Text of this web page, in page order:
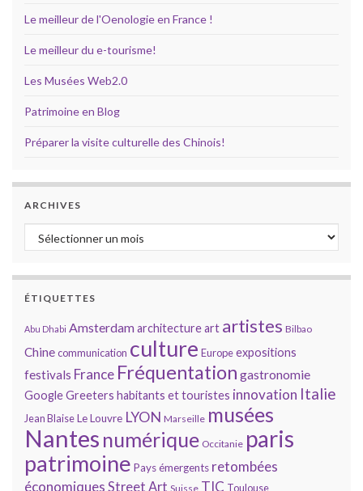
Le meilleur de l'Oenologie en France !
Le meilleur du e-tourisme!
Les Musées Web2.0
Patrimoine en Blog
Préparer la visite culturelle des Chinois!
ARCHIVES
Archives
ÉTIQUETTES
Abu Dhabi Amsterdamarchitectureart artistes Bilbao
Chinecommunication culture Europeexpositions
festivals France Fréquentation gastronomie
GoogleGreeters habitants et touristes innovation Italie
Jean BlaiseLe Louvre LYON Marseille musées
Nantes numérique Occitanie paris
patrimoine Pays émergents retombées
économiques Street Art Suisse TIC Toulouse